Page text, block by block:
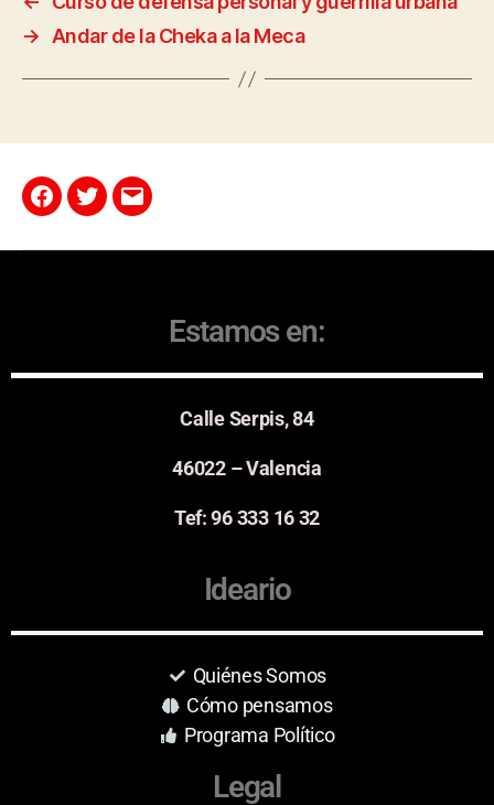
→ Andar de la Cheka a la Meca
Estamos en:
Calle Serpis, 84
46022 – Valencia
Tef: 96 333 16 32
Ideario
Quiénes Somos
Cómo pensamos
Programa Político
Legal